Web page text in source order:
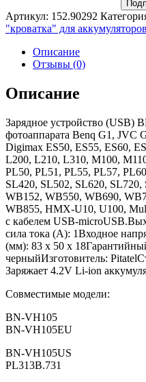
Артикул: 152.90292
"кроватка" для
Описание
Отзывы (0)
Описание
Зарядное устройство (USB)
фотоаппарата Benq G1,
Digimax ES50, ES55, ES60,
L200, L210, L310, M100,
PL50, PL51, PL55, PL57,
SL420, SL502, SL620,
WB152, WB550, WB690,
WB855, HMX-U10, U100,
с кабелем USB-
сила тока (A): 1Входное
(мм): 83 x 50 x
черныйИзготовитель:
Заряжает 4.2V Li-ion
Совместимые модели:
BN-VH105
BN-VH105EU
BN-VH105US
PL313B.731